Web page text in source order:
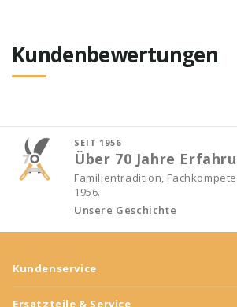
Kundenbewertungen
SEIT 1956
Über 70 Jahre
Familientradition,
1956.
Unsere Geschichte
Kundenservice
Ersatzteile & Service